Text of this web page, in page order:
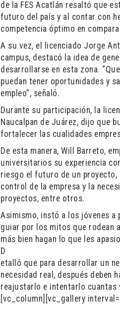
de la FES Acatlán resaltó que
futuro del país y al contar con
competencia óptimo en
A su vez, el licenciado Jorge
campus, destacó la idea de
desarrollarse en esta zona.
puedan tener oportunidades y
empleo”, señaló.
Durante su participación, la
Naucalpan de Juárez, dijo que
fortalecer las cualidades
De esta manera, Will Barreto,
universitarios su experiencia
riesgo el futuro de un proyecto,
control de la empresa y la
proyectos, entre otros.
Asimismo, instó a los jóvenes a
guiar por los mitos que rodean
más bien hagan lo que les
D
etalló que para desarrollar un
necesidad real, después deben
reajustarlo e intentarlo
[vc_column][vc_gallery